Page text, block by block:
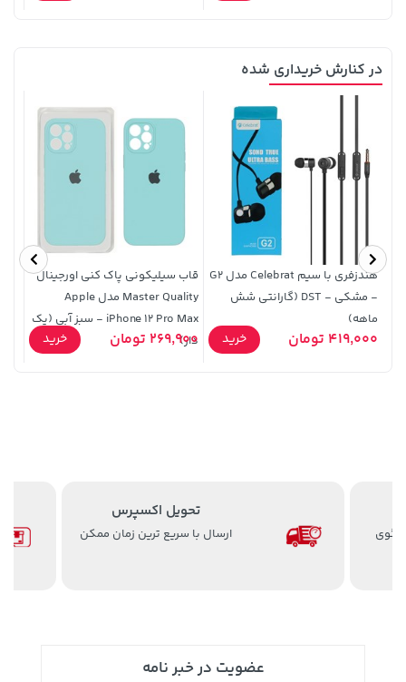
169,900 تومان
141,000 تومان
165,900
خرید
141,000 تومان
165,900
خرید
در کنارش خریداری شده
هندزفری با سیم Celebrat مدل G2
- مشکی - DST (گارانتی شش
ماهه)
419,000 تومان خرید
قاب سیلیکونی پاک کنی اورجینال
Master Quality مدل Apple
iPhone 12 Pro Max - سبز آبی (پک
دار)
269,900 تومان خرید
8 الی 24 پاسخگوی
تحویل اکسپرس
ارسال با سریع ترین زمان ممکن
عضویت در خبر نامه